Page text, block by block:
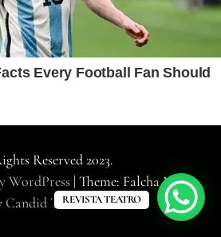
Reserved 2023.
WordPress | Theme: Falcha News
Candid Themes.
REVISTA TEATRO